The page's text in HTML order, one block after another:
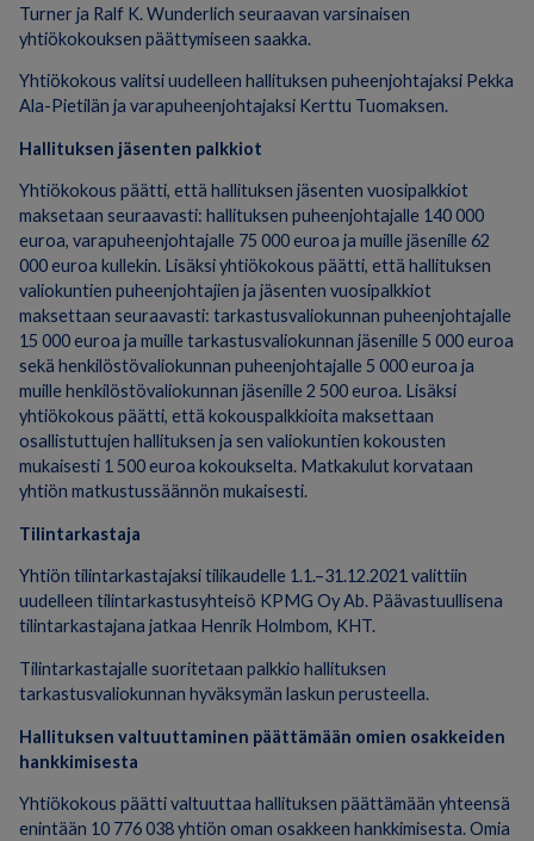
Turner ja Ralf K. Wunderlich seuraavan varsinaisen
yhtiökokouksen päättymiseen saakka.
Yhtiökokous valitsi uudelleen hallituksen puheenjohtajaksi Pekka
Ala-Pietilän ja varapuheenjohtajaksi Kerttu Tuomaksen.
Hallituksen jäsenten palkkiot
Yhtiökokous päätti, että hallituksen jäsenten vuosipalkkiot
maksetaan seuraavasti: hallituksen puheenjohtajalle 140 000
euroa, varapuheenjohtajalle 75 000 euroa ja muille jäsenille 62
000 euroa kullekin. Lisäksi yhtiökokous päätti, että hallituksen
valiokuntien puheenjohtajien ja jäsenten vuosipalkkiot
maksettaan seuraavasti: tarkastusvaliokunnan puheenjohtajalle
15 000 euroa ja muille tarkastusvaliokunnan jäsenille 5 000 euroa
sekä henkilöstövaliokunnan puheenjohtajalle 5 000 euroa ja
muille henkilöstövaliokunnan jäsenille 2 500 euroa. Lisäksi
yhtiökokous päätti, että kokouspalkkioita maksettaan
osallistuttujen hallituksen ja sen valiokuntien kokousten
mukaisesti 1 500 euroa kokoukselta. Matkakulut korvataan
yhtiön matkustussäännön mukaisesti.
Tilintarkastaja
Yhtiön tilintarkastajaksi tilikaudelle 1.1.–31.12.2021 valittiin
uudelleen tilintarkastusyhteisö KPMG Oy Ab. Päävastuullisena
tilintarkastajana jatkaa Henrik Holmbom, KHT.
Tilintarkastajalle suoritetaan palkkio hallituksen
tarkastusvaliokunnan hyväksymän laskun perusteella.
Hallituksen valtuuttaminen päättämään omien osakkeiden
hankkimisesta
Yhtiökokous päätti valtuuttaa hallituksen päättämään yhteensä
enintään 10 776 038 yhtiön oman osakkeen hankkimisesta. Omia